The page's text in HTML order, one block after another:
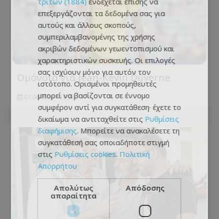
Ομόνοια για Jean-Kevin Duverne
07.08.2026 - 14:38
επεξεργάζονται τα δεδομένα σας για
αυτούς και άλλους σκοπούς,
συμπεριλαμβανομένης της χρήσης
ακριβών δεδομένων γεωεντοπισμού και
χαρακτηριστικών συσκευής. Οι επιλογές
σας ισχύουν μόνο για αυτόν τον
ιστότοπο. Ορισμένοι προμηθευτές
μπορεί να βασίζονται σε έννομο
συμφέρον αντί για συγκατάθεση· έχετε το
δικαίωμα να αντιταχθείτε στις Ρυθμίσεις
διαφήμισης. Μπορείτε να ανακαλέσετε τη
συγκατάθεσή σας οποιαδήποτε στιγμή
στις Ρυθμίσεις cookies. Πολιτική
Απορρήτου
Απολύτως
απαραίτητα
Απόδοσης